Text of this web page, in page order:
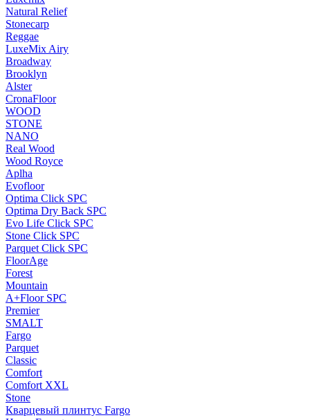
Natural Relief
Stonecarp
Reggae
LuxeMix Airy
Broadway
Brooklyn
Alster
CronaFloor
WOOD
STONE
NANO
Real Wood
Wood Royce
Aplha
Evofloor
Optima Click SPC
Optima Dry Back SPC
Evo Life Click SPC
Stone Click SPC
Parquet Click SPC
FloorAge
Forest
Mountain
A+Floor SPC
Premier
SMALT
Fargo
Parquet
Classic
Comfort
Comfort XXL
Stone
Кварцевый плинтус Fargo